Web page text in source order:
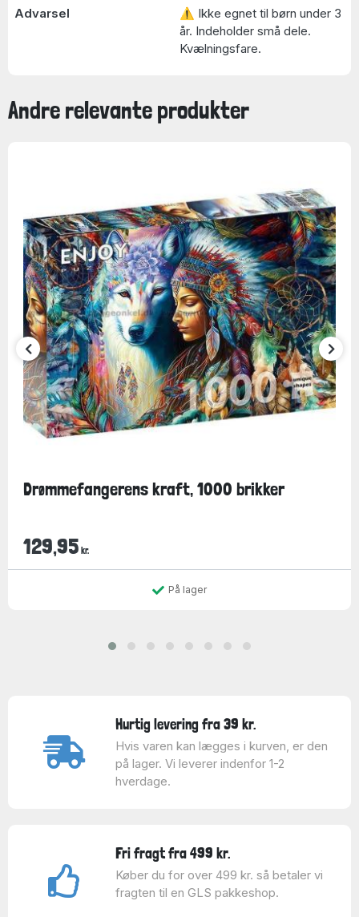
Advarsel
⚠ Ikke egnet til børn under 3
år. Indeholder små dele.
Kvælningsfare.
Andre relevante produkter
Drømmefangerens kraft, 1000 brikker
129,95 kr.
På lager
Hurtig levering fra 39 kr.
Hvis varen kan lægges i kurven, er den
på lager. Vi leverer indenfor 1-2
hverdage.
Fri fragt fra 499 kr.
Køber du for over 499 kr. så betaler vi
fragten til en GLS pakkeshop.